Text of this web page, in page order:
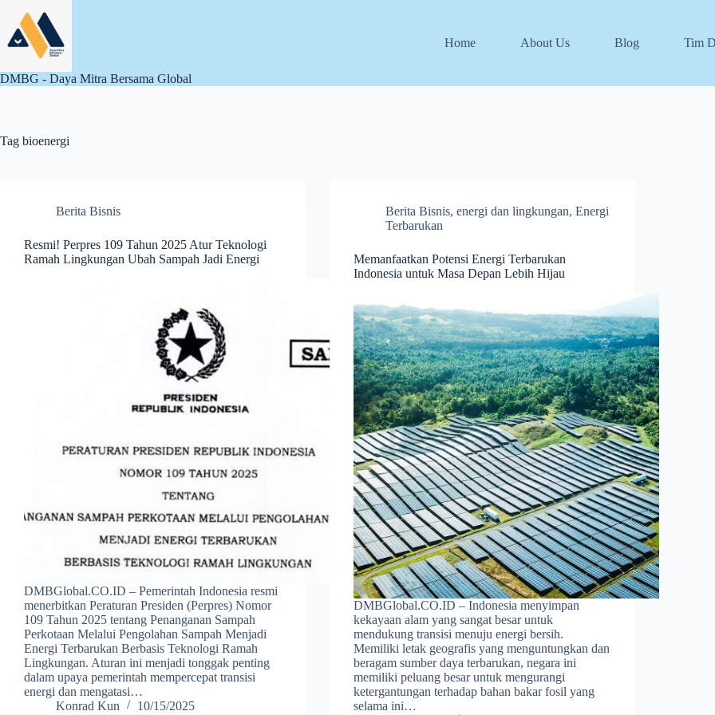
content
DMBG - Daya Mitra Bersama Global
Home About Us Blog Tim
Tag bioenergi
Berita Bisnis
Resmi! Perpres 109 Tahun 2025 Atur Teknologi
Ramah Lingkungan Ubah Sampah Jadi Energi
DMBGlobal.CO.ID – Pemerintah Indonesia resmi
menerbitkan Peraturan Presiden (Perpres) Nomor
109 Tahun 2025 tentang Penanganan Sampah
Perkotaan Melalui Pengolahan Sampah Menjadi
Energi Terbarukan Berbasis Teknologi Ramah
Lingkungan. Aturan ini menjadi tonggak penting
dalam upaya pemerintah mempercepat transisi
energi dan mengatasi…
Konrad Kun
10/15/2025
Berita Bisnis,energi dan lingkungan,Energi
Terbarukan
Memanfaatkan Potensi Energi Terbarukan
Indonesia untuk Masa Depan Lebih Hijau
DMBGlobal.CO.ID – Indonesia menyimpan
kekayaan alam yang sangat besar untuk
mendukung transisi menuju energi bersih.
Memiliki letak geografis yang menguntungkan dan
beragam sumber daya terbarukan, negara ini
memiliki peluang besar untuk mengurangi
ketergantungan terhadap bahan bakar fosil yang
selama ini…